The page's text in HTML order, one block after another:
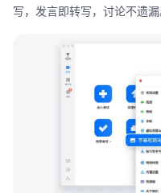
写，发言即转写，讨论不遗漏